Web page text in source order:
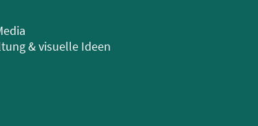
& visuelle Ideen